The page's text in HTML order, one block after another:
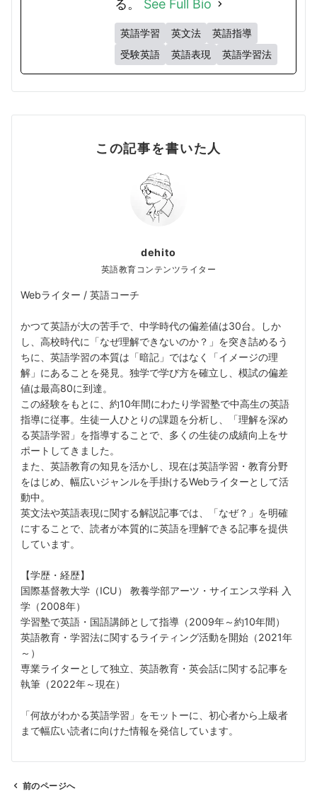
る。 See Full Bio
英語学習 英文法
英語指導
受験英語
英語表現 英語学習法
この記事を書いた人
dehito
英語教育コンテンツライター
Webライター / 英語コーチ
かつて英語が大の苦手で、中学時代の偏差値は30台。しか
し、高校時代に「なぜ理解できないのか？」を突き詰めるう
ちに、英語学習の本質は「暗記」ではなく「イメージの理
解」にあることを発見。独学で学び方を確立し、模試の偏差
値は最高80に到達。
この経験をもとに、約10年間にわたり学習塾で中高生の英語
指導に従事。生徒一人ひとりの課題を分析し、「理解を深め
る英語学習」を指導することで、多くの生徒の成績向上をサ
ポートしてきました。
また、英語教育の知見を活かし、現在は英語学習・教育分野
をはじめ、幅広いジャンルを手掛けるWebライターとして活
動中。
英文法や英語表現に関する解説記事では、「なぜ？」を明確
にすることで、読者が本質的に英語を理解できる記事を提供
しています。
【学歴・経歴】
国際基督教大学（ICU） 教養学部アーツ・サイエンス学科 入
学（2008年）
学習塾で英語・国語講師として指導（2009年～約10年間）
英語教育・学習法に関するライティング活動を開始（2021年
～）
専業ライターとして独立、英語教育・英会話に関する記事を
執筆（2022年～現在）
「何故がわかる英語学習」をモットーに、初心者から上級者
まで幅広い読者に向けた情報を発信しています。
前のページへ